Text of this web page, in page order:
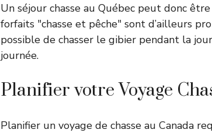
Un séjour chasse au Québec peut donc
forfaits "chasse et pêche" sont d’ailleurs
possible de chasser le gibier pendant la
journée.
Planifier votre Voyage
Planifier un voyage de chasse au Canada